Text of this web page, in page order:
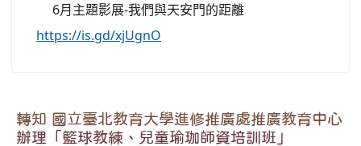
6月主題影展-我們與天安門的距離
https://is.gd/xjUgnO
轉知 國立臺北教育大學進修推廣處推廣教育中心
辦理「籃球教練、兒童瑜珈師資培訓班」